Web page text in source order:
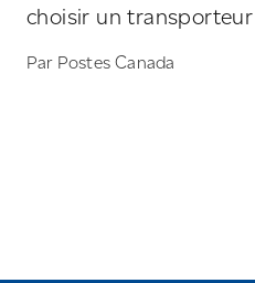
choisir un
Par Postes Canada